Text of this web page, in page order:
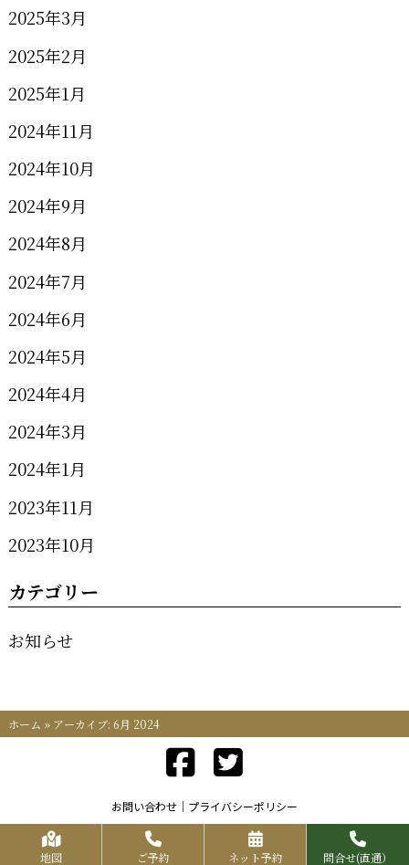
2025年3月
2025年2月
2025年1月
2024年11月
2024年10月
2024年9月
2024年8月
2024年7月
2024年6月
2024年5月
2024年4月
2024年3月
2024年1月
2023年11月
2023年10月
カテゴリー
お知らせ
ホーム » アーカイブ: 6月 2024
お問い合わせ プライバシーポリシー
Copyrights KR FOOD SERVICE All Rights Reserved.
地図 ご予約 ネット予約 問合せ(直通）